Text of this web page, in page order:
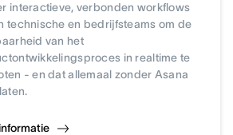
interactieve, verbonden workflows
technische en bedrijfsteams om de
van het
in realtime te
- en dat allemaal zonder Asana